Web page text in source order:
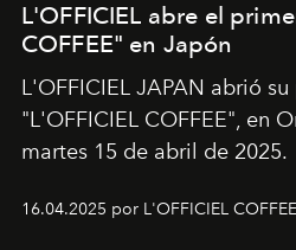
L'OFFICIEL abre el
COFFEE" en Japón
L'OFFICIEL JAPAN abrió
"L'OFFICIEL COFFEE", en
martes 15 de abril de 2025.
16.04.2025 por L'OFFICIEL COFFEE